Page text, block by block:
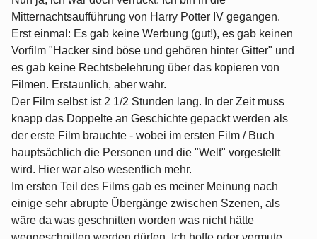
Mitternachtsaufführung von Harry Potter IV gegangen.
Erst einmal: Es gab keine Werbung (gut!), es gab keinen
Vorfilm "Hacker sind böse und gehören hinter Gitter" und
es gab keine Rechtsbelehrung über das kopieren von
Filmen. Erstaunlich, aber wahr.
Der Film selbst ist 2 1/2 Stunden lang. In der Zeit muss
knapp das Doppelte an Geschichte gepackt werden als
der erste Film brauchte - wobei im ersten Film / Buch
hauptsächlich die Personen und die "Welt" vorgestellt
wird. Hier war also wesentlich mehr.
Im ersten Teil des Films gab es meiner Meinung nach
einige sehr abrupte Übergänge zwischen Szenen, als
wäre da was geschnitten worden was nicht hätte